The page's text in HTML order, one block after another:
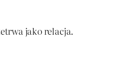
jako relacja.